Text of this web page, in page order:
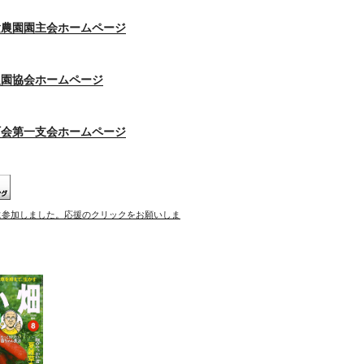
園園主会ホームページ
協会ホームページ
第一支会ホームページ
加しました。応援のクリックをお願いしま